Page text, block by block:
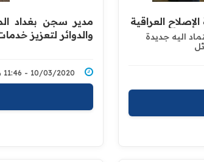
العراقية
اليه جديدة
مدير سجن بغداد
والدوائر لتعزيز
10/03/2020 - 11:46 صباحًا